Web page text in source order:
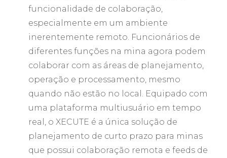
funcionalidade de colaboração,
especialmente em um ambiente
inerentemente remoto. Funcionários de
diferentes funções na mina agora podem
colaborar com as áreas de planejamento,
operação e processamento, mesmo
quando não estão no local. Equipado com
uma plataforma multiusuário em tempo
real, o XECUTE é a única solução de
planejamento de curto prazo para minas
que possui colaboração remota e feeds de